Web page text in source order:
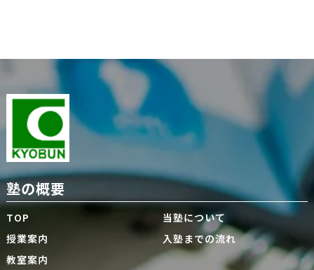
塾の概要
TOP
授業案内
教室案内
当塾について
入塾までの流れ